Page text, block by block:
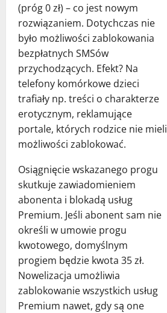
(próg 0 zł) – co jest nowym
rozwiązaniem. Dotychczas nie
było możliwości zablokowania
bezpłatnych SMSów
przychodzących. Efekt? Na
telefony komórkowe dzieci
trafiały np. treści o charakterze
erotycznym, reklamujące
portale, których rodzice nie mieli
możliwości zablokować.
Osiągnięcie wskazanego progu
skutkuje zawiadomieniem
abonenta i blokadą usług
Premium. Jeśli abonent sam nie
określi w umowie progu
kwotowego, domyślnym
progiem będzie kwota 35 zł.
Nowelizacja umożliwia
zablokowanie wszystkich usług
Premium nawet, gdy są one